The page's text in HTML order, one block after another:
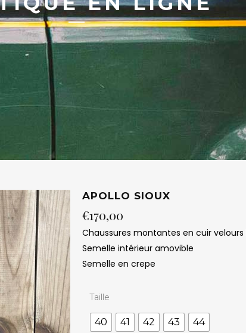
APOLLO SIOUX
€170,00
Chaussures montantes en cuir
Semelle intérieur amovible
Semelle en crepe
Taille
40 41 42 43 44